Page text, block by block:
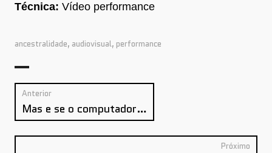
Técnica: Vídeo performance
ancestralidade, audiovisual, performance
Post
navigation
Anterior
Anterior:
Mas e se o computador…
Próximo